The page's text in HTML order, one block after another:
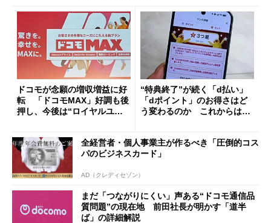
ドコモが念願の増収増益に好
転 「ドコモMAX」好調も後
押し、今後は“ロイヤルユー
“特典終了”が続く「d払い」
「dポイント」のお得さはど
う変わるのか これからは
全経営者・個人事業主が作るべき「圧倒的コス
パのビジネスカード」
AD（クレディセゾン）
まだ「つながりにくい」声ある“ドコモ通信品
質問題”の現在地 前田社長が明かす「道半
ば」の詳細解説